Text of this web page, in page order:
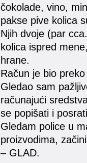
čokolade, vino,
pakse pive kolica
Njih dvoje (par
kolica ispred
hrane.
Račun je bio
Gledao sam
računajući
se popišati i
Gledam police u
proizvodima,
– GLAD.